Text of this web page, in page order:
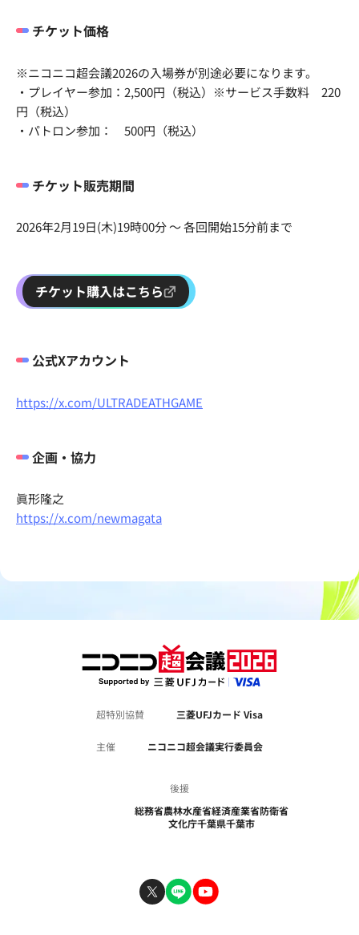
チケット価格
※ニコニコ超会議2026の入場券が別途必要になります。
・プレイヤー参加：2,500円（税込）※サービス手数料 220
円（税込）
・パトロン参加： 500円（税込）
チケット販売期間
2026年2月19日(木)19時00分 ～ 各回開始15分前まで
チケット購入はこちら
公式Xアカウント
https://x.com/ULTRADEATHGAME
企画・協力
眞形隆之
https://x.com/newmagata
超特別協賛 三菱UFJカード Visa
主催 ニコニコ超会議実行委員会
後援
総務省農林水産省経済産業省防衛省
文化庁千葉県千葉市